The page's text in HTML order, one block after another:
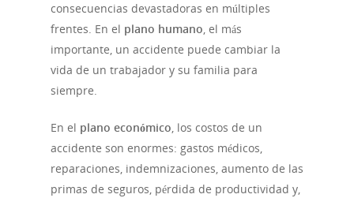
consecuencias devastadoras en múltiples
frentes. En el plano humano, el más
importante, un accidente puede cambiar la
vida de un trabajador y su familia para
siempre.
En el plano económico, los costos de un
accidente son enormes: gastos médicos,
reparaciones, indemnizaciones, aumento de las
primas de seguros, pérdida de productividad y,